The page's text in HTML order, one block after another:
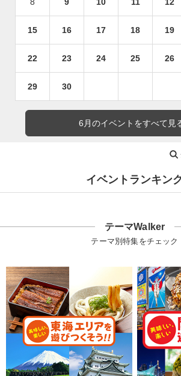
15 16 17 18 19
22 23 24 25 26
29 30
6月のイベントをすべて見
イベントランキン
テーマWalker
テーマ別特集をチェック